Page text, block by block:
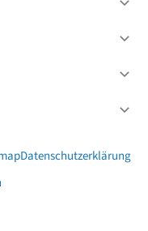
Datenschutzerklärung